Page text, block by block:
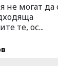
не могат да
те, ос...